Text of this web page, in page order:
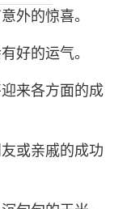
外的惊喜。
好的运气。
来各方面的成
或亲戚的成功